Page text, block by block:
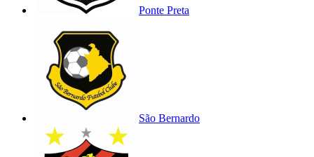
Ponte Preta
São Bernardo